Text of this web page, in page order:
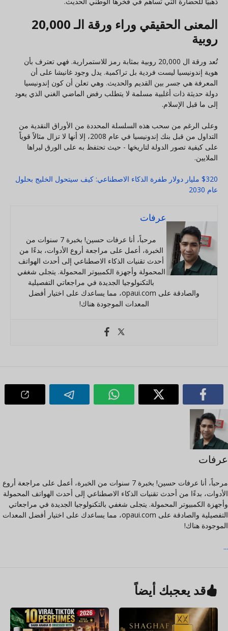
المعنى الحقيقي وراء ورقة الـ 20,000
روبية
تُعد ورقة ال 20,000 روبية بمثابة رمز للاستمرارية. فهي تعترف بأن
هوية إندونيسيا ليست فردية بل تراكمية. يدل وجود غانيشا على أن
المعرفة هي جسر بين القديم والحديث. وهي تعلن أن كون إندونيسيا
دولة حديثة ذات أغلبية مسلمة لا يتطلب رفض الماضي الغني الذي يعود
إلى ما قبل الإسلام.
وعلى الرغم من سحب هذه السلسلة المحددة من الأوراق النقدية من
التداول من قبل بنك إندونيسيا في عام 2008، إلا أنها لا تزال مثالاً قوياً
على كيفية تصور الدولة لتاريخها - حيث تحتفظ به على الورق ليراها
الملايين.
$320 مليار دولار طفرة الذكاء الاصطناعي: كيف سيتحول الخليج بحلول
عام 2030
عرفات
مرحباً، أنا عرفات حسين! بخبرة 7 سنوات من
الخبرة، أعمل على مراجعة أروع الأدوات، بدءًا من
أحدث تقنيات الذكاء الاصطناعي إلى أحدث الهواتف
المحمولة وأجهزة الكمبيوتر المحمولة. يتجلى شغفي
بالتكنولوجيا الجديدة في مراجعاتي التفصيلية
والصادقة على opaui.com، مما يساعدك على اختيار أفضل
المعدات الموجودة هناك!
عرفات
مرحباً، أنا عرفات حسين! بخبرة 7 سنوات من الخبرة، أعمل على مراجعة أروع
الأدوات، بدءًا من أحدث تقنيات الذكاء الاصطناعي إلى أحدث الهواتف المحمولة
وأجهزة الكمبيوتر المحمولة. يتجلى شغفي بالتكنولوجيا الجديدة في مراجعاتي
التفصيلية والصادقة على opaui.com، مما يساعدك على اختيار أفضل المعدات
الموجودة هناك!
...
قد يعجبك أيضاً